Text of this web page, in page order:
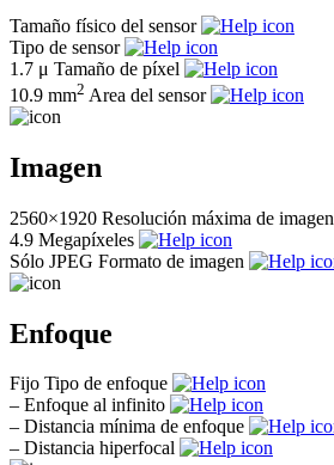
Tamaño físico del sensor
Tipo de sensor
1.7 μ Tamaño de píxel
10.9 mm2 Area del sensor
Imagen
2560×1920 Resolución máxima de imagen
4.9 Megapíxeles
Sólo JPEG Formato de imagen
Enfoque
Fijo Tipo de enfoque
– Enfoque al infinito
– Distancia mínima de enfoque
– Distancia hiperfocal